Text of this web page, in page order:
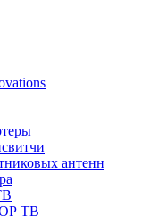
антенн
ТВ